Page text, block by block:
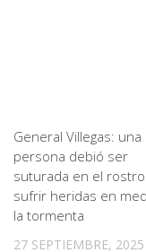
General Villegas: una
persona debió ser
suturada en el rostro
sufrir heridas en
la tormenta
27 SEPTIEMBRE, 2025